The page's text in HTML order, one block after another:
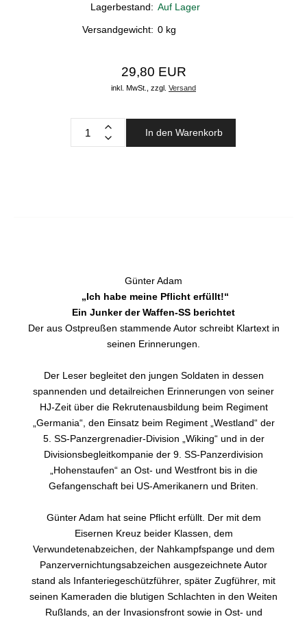
Lagerbestand: Auf Lager
Versandgewicht: 0 kg
29,80 EUR
inkl. MwSt., zzgl. Versand
In den Warenkorb
Günter Adam
„Ich habe meine Pflicht erfüllt!“
Ein Junker der Waffen-SS berichtet
Der aus Ostpreußen stammende Autor schreibt Klartext in
seinen Erinnerungen.
Der Leser begleitet den jungen Soldaten in dessen
spannenden und detailreichen Erinnerungen von seiner
HJ-Zeit über die Rekrutenausbildung beim Regiment
„Germania“, den Einsatz beim Regiment „Westland“ der
5. SS-Panzergrenadier-Division „Wiking“ und in der
Divisionsbegleitkompanie der 9. SS-Panzerdivision
„Hohenstaufen“ an Ost- und Westfront bis in die
Gefangenschaft bei US-Amerikanern und Briten.
Günter Adam hat seine Pflicht erfüllt. Der mit dem
Eisernen Kreuz beider Klassen, dem
Verwundetenabzeichen, der Nahkampfspange und dem
Panzervernichtungsabzeichen ausgezeichnete Autor
stand als Infanteriegeschützführer, später Zugführer, mit
seinen Kameraden die blutigen Schlachten in den Weiten
Rußlands, an der Invasionsfront sowie in Ost- und